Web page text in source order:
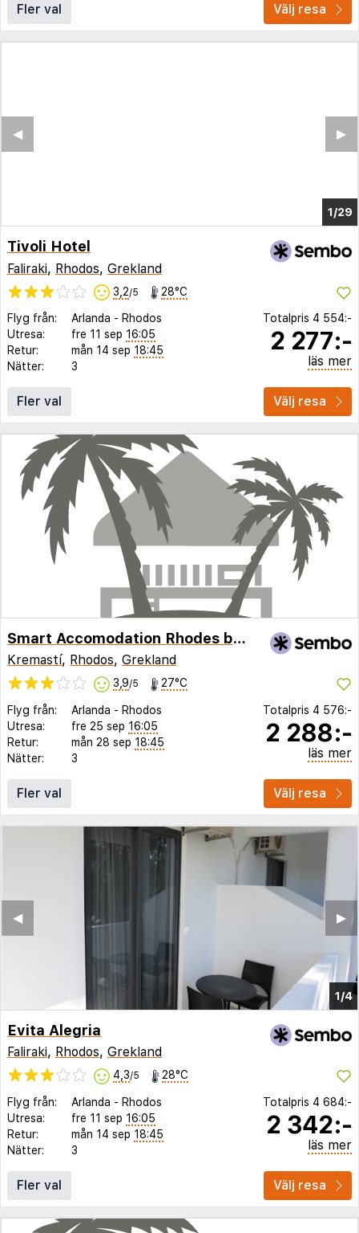
Fler val Välj resa
1/23
▶︎
◀︎
Tivoli Hotel
Faliraki, Rhodos, Grekland
3,2/5 28°C
Flyg från: Arlanda - Rhodos
Utresa:
fre 11 sep 16:05
Retur:
mån 14 sep 18:45
Nätter:
3
Totalpris 4 554:-
2 277:-
läs mer
Fler val Välj resa
Smart Accomodation Rhodes by GHH
Kremastí, Rhodos, Grekland
3,9/5 27°C
Flyg från: Arlanda - Rhodos
Utresa:
fre 25 sep 16:05
Retur:
mån 28 sep 18:45
Nätter:
3
Totalpris 4 576:-
2 288:-
läs mer
Fler val Välj resa
1/4
▶︎
◀︎
Evita Alegria
Faliraki, Rhodos, Grekland
4,3/5 28°C
Flyg från: Arlanda - Rhodos
Utresa:
fre 11 sep 16:05
Retur:
mån 14 sep 18:45
Nätter:
3
Totalpris 4 684:-
2 342:-
läs mer
Fler val Välj resa